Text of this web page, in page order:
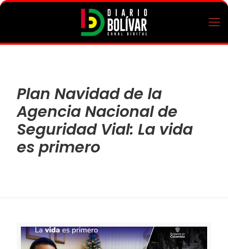
Plan Navidad de la
Agencia Nacional de
Seguridad Vial: La vida
es primero